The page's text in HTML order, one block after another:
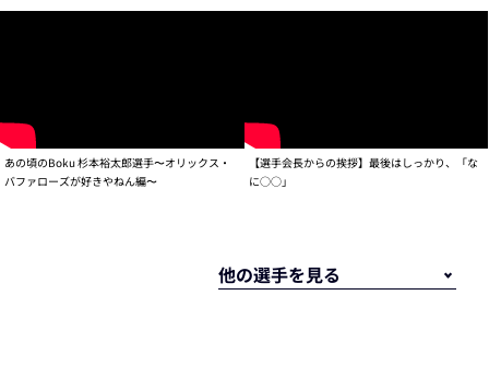
あの頃のBoku 杉本裕太郎選手〜オリックス・
バファローズが好きやねん編〜
【選手会長からの挨拶】最後はしっかり、「な
に○○」